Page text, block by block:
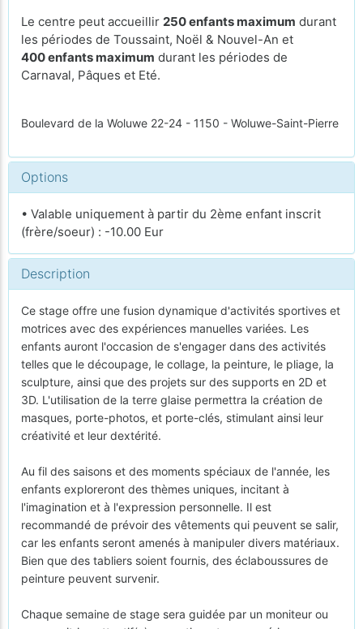
Le centre peut accueillir 250 enfants maximum durant
les périodes de Toussaint, Noël & Nouvel-An et
400 enfants maximum durant les périodes de
Carnaval, Pâques et Eté.
Boulevard de la Woluwe 22-24 - 1150 - Woluwe-Saint-Pierre
Options
• Valable uniquement à partir du 2ème enfant inscrit
(frère/soeur) : -10.00 Eur
Description
Ce stage offre une fusion dynamique d'activités sportives et
motrices avec des expériences manuelles variées. Les
enfants auront l'occasion de s'engager dans des activités
telles que le découpage, le collage, la peinture, le pliage, la
sculpture, ainsi que des projets sur des supports en 2D et
3D. L'utilisation de la terre glaise permettra la création de
masques, porte-photos, et porte-clés, stimulant ainsi leur
créativité et leur dextérité.
Au fil des saisons et des moments spéciaux de l'année, les
enfants exploreront des thèmes uniques, incitant à
l'imagination et à l'expression personnelle. Il est
recommandé de prévoir des vêtements qui peuvent se salir,
car les enfants seront amenés à manipuler divers matériaux.
Bien que des tabliers soient fournis, des éclaboussures de
peinture peuvent survenir.
Chaque semaine de stage sera guidée par un moniteur ou